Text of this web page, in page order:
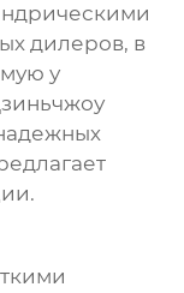
дилеров, в
у